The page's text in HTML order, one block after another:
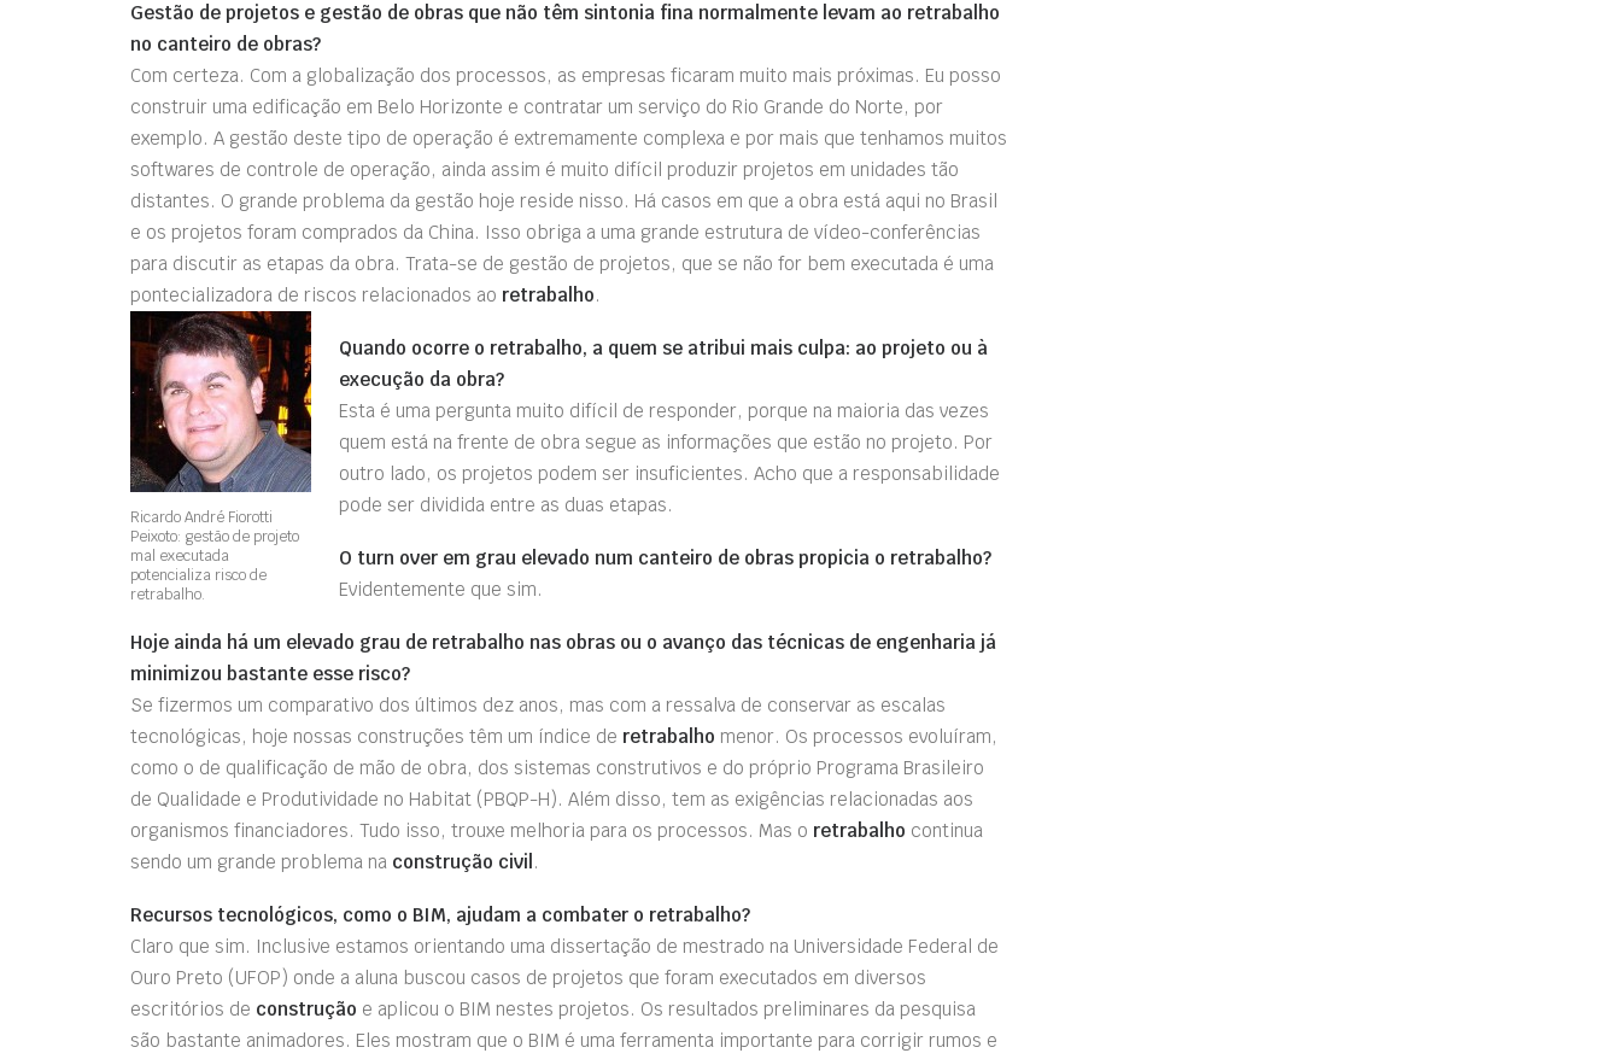
Gestão de projetos e gestão de obras que não têm sintonia fina normalmente levam ao retrabalho
no canteiro de obras?
Com certeza. Com a globalização dos processos, as empresas ficaram muito mais próximas. Eu posso
construir uma edificação em Belo Horizonte e contratar um serviço do Rio Grande do Norte, por
exemplo. A gestão deste tipo de operação é extremamente complexa e por mais que tenhamos muitos
softwares de controle de operação, ainda assim é muito difícil produzir projetos em unidades tão
distantes. O grande problema da gestão hoje reside nisso. Há casos em que a obra está aqui no Brasil
e os projetos foram comprados da China. Isso obriga a uma grande estrutura de vídeo-conferências
para discutir as etapas da obra. Trata-se de gestão de projetos, que se não for bem executada é uma
pontecializadora de riscos relacionados ao retrabalho.
Ricardo André Fiorotti
Peixoto: gestão de projeto
mal executada
potencializa risco de
retrabalho.
Quando ocorre o retrabalho, a quem se atribui mais culpa: ao projeto ou à
execução da obra?
Esta é uma pergunta muito difícil de responder, porque na maioria das vezes
quem está na frente de obra segue as informações que estão no projeto. Por
outro lado, os projetos podem ser insuficientes. Acho que a responsabilidade
pode ser dividida entre as duas etapas.
O turn over em grau elevado num canteiro de obras propicia o retrabalho?
Evidentemente que sim.
Hoje ainda há um elevado grau de retrabalho nas obras ou o avanço das técnicas de engenharia já
minimizou bastante esse risco?
Se fizermos um comparativo dos últimos dez anos, mas com a ressalva de conservar as escalas
tecnológicas, hoje nossas construções têm um índice de retrabalho menor. Os processos evoluíram,
como o de qualificação de mão de obra, dos sistemas construtivos e do próprio Programa Brasileiro
de Qualidade e Produtividade no Habitat (PBQP-H). Além disso, tem as exigências relacionadas aos
organismos financiadores. Tudo isso, trouxe melhoria para os processos. Mas o retrabalho continua
sendo um grande problema na construção civil .
Recursos tecnológicos, como o BIM, ajudam a combater o retrabalho?
Claro que sim. Inclusive estamos orientando uma dissertação de mestrado na Universidade Federal de
Ouro Preto (UFOP) onde a aluna buscou casos de projetos que foram executados em diversos
escritórios de construção e aplicou o BIM nestes projetos. Os resultados preliminares da pesquisa
são bastante animadores. Eles mostram que o BIM é uma ferramenta importante para corrigir rumos e